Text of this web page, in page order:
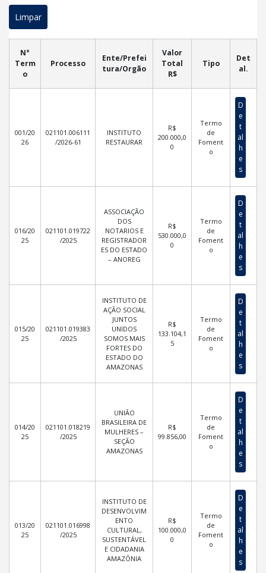
Limpar
N°
Term
o
Processo
Ente/Prefei
tura/Orgão
Valor
Total
R$
Tipo
Det
al.
001/20
26
021101.006111
/2026-61
INSTITUTO
RESTAURAR
R$
200.000,0
0
Termo
de
Foment
o
D
e
t
al
h
e
s
016/20
25
021101.019722
/2025
ASSOCIAÇÃO
DOS
NOTARIOS E
REGISTRADOR
ES DO ESTADO
– ANOREG
R$
530.000,0
0
Termo
de
Foment
o
D
e
t
al
h
e
s
015/20
25
021101.019383
/2025
INSTITUTO DE
AÇÃO SOCIAL
JUNTOS
UNIDOS
SOMOS MAIS
FORTES DO
ESTADO DO
AMAZONAS
R$
133.104,1
5
Termo
de
Foment
o
D
e
t
al
h
e
s
014/20
25
021101.018219
/2025
UNIÃO
BRASILEIRA DE
MULHERES –
SEÇÃO
AMAZONAS
R$
99.856,00
Termo
de
Foment
o
D
e
t
al
h
e
s
013/20
25
021101.016998
/2025
INSTITUTO DE
DESENVOLVIM
ENTO
CULTURAL,
SUSTENTÁVEL
E CIDADANIA
AMAZÔNIA
R$
100.000,0
0
Termo
de
Foment
o
D
e
t
al
h
e
s